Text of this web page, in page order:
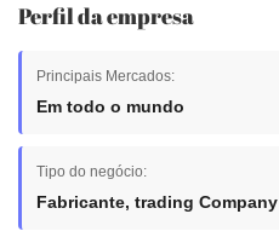
Perfil da empresa
Principais Mercados:
Em todo o mundo
Tipo do negócio:
Fabricante, trading Company